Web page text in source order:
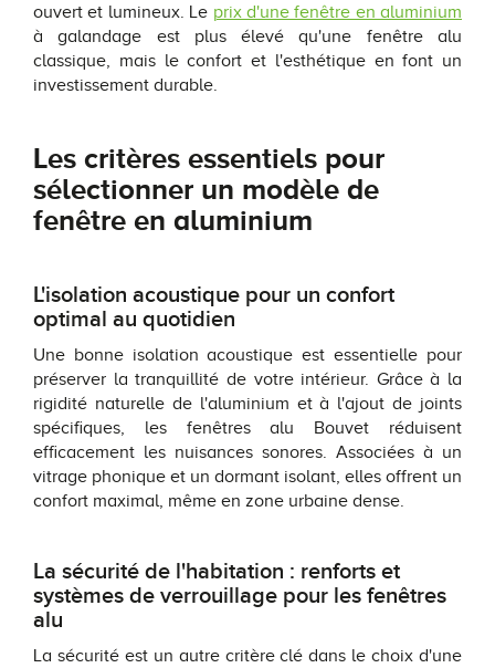
ouvert et lumineux. Le prix d'une fenêtre en aluminium
à galandage est plus élevé qu'une fenêtre alu
classique, mais le confort et l'esthétique en font un
investissement durable.
Les critères essentiels pour
sélectionner un modèle de
fenêtre en aluminium
L'isolation acoustique pour un confort
optimal au quotidien
Une bonne isolation acoustique est essentielle pour
préserver la tranquillité de votre intérieur. Grâce à la
rigidité naturelle de l'aluminium et à l'ajout de joints
spécifiques, les fenêtres alu Bouvet réduisent
efficacement les nuisances sonores. Associées à un
vitrage phonique et un dormant isolant, elles offrent un
confort maximal, même en zone urbaine dense.
La sécurité de l'habitation : renforts et
systèmes de verrouillage pour les fenêtres
alu
La sécurité est un autre critère clé dans le choix d'une